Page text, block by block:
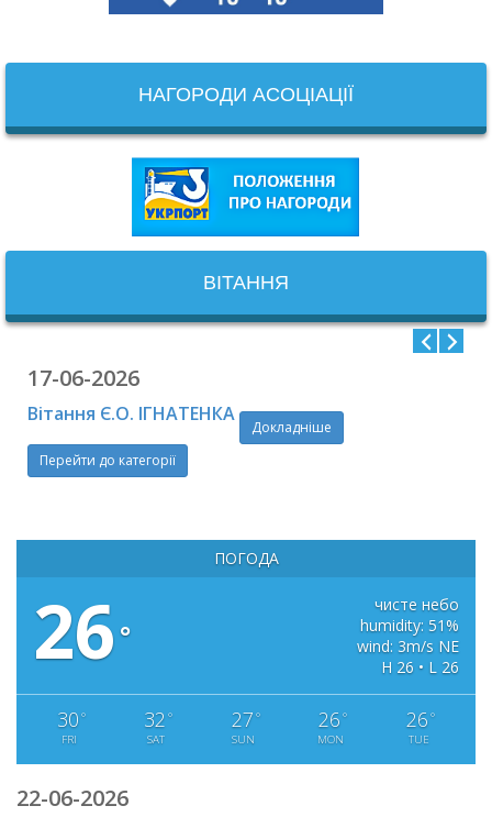
НАГОРОДИ АСОЦІАЦІЇ
ВІТАННЯ
17-06-2026
Вітання Є.О. ІГНАТЕНКА
Докладніше
Перейти до категорії
ПОГОДА
26°
чисте небо
humidity: 51%
wind: 3m/s NE
H 26 • L 26
30 °
FRI
32 °
SAT
27 °
SUN
26 °
MON
26 °
TUE
22-06-2026